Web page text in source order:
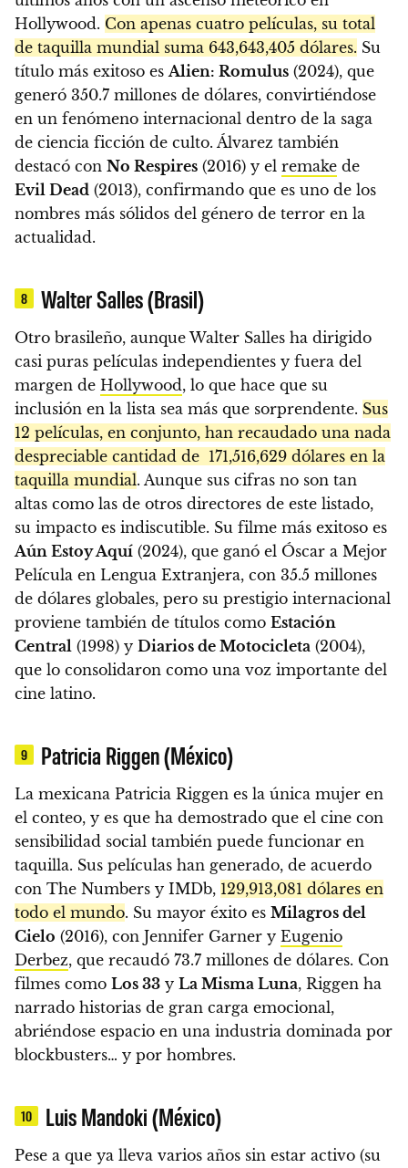
Hollywood. Con apenas cuatro películas, su total
de taquilla mundial suma 643,643,405 dólares. Su
título más exitoso es Alien: Romulus (2024), que
generó 350.7 millones de dólares, convirtiéndose
en un fenómeno internacional dentro de la saga
de ciencia ficción de culto. Álvarez también
destacó con No Respires (2016) y el remake de
Evil Dead (2013), confirmando que es uno de los
nombres más sólidos del género de terror en la
actualidad.
8 Walter Salles (Brasil)
Otro brasileño, aunque Walter Salles ha dirigido
casi puras películas independientes y fuera del
margen de Hollywood, lo que hace que su
inclusión en la lista sea más que sorprendente. Sus
12 películas, en conjunto, han recaudado una nada
despreciable cantidad de 171,516,629 dólares en la
taquilla mundial. Aunque sus cifras no son tan
altas como las de otros directores de este listado,
su impacto es indiscutible. Su filme más exitoso es
Aún Estoy Aquí (2024), que ganó el Óscar a Mejor
Película en Lengua Extranjera, con 35.5 millones
de dólares globales, pero su prestigio internacional
proviene también de títulos como Estación
Central (1998) y Diarios de Motocicleta (2004),
que lo consolidaron como una voz importante del
cine latino.
9 Patricia Riggen (México)
La mexicana Patricia Riggen es la única mujer en
el conteo, y es que ha demostrado que el cine con
sensibilidad social también puede funcionar en
taquilla. Sus películas han generado, de acuerdo
con The Numbers y IMDb, 129,913,081 dólares en
todo el mundo. Su mayor éxito es Milagros del
Cielo (2016), con Jennifer Garner y Eugenio
Derbez, que recaudó 73.7 millones de dólares. Con
filmes como Los 33 y La Misma Luna, Riggen ha
narrado historias de gran carga emocional,
abriéndose espacio en una industria dominada por
blockbusters… y por hombres.
10 Luis Mandoki (México)
Pese a que ya lleva varios años sin estar activo (su